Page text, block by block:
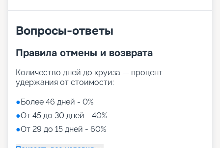
Вопросы-ответы
Правила отмены и возврата
Количество дней до круиза — процент
удержания от стоимости:
●Более 46 дней - 0%
●От 45 до 30 дней - 40%
●От 29 до 15 дней - 60%